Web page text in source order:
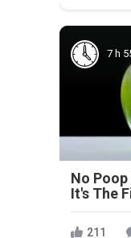
7 h
No
It's The
211